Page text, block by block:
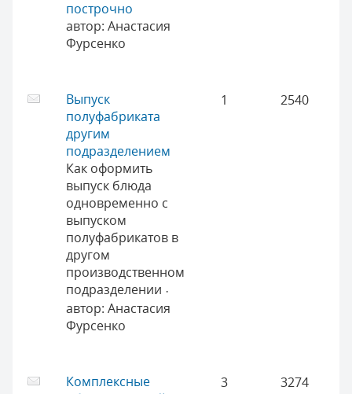
построчно
автор: Анастасия
Фурсенко
Выпуск
полуфабриката
другим
подразделением
Как оформить
выпуск блюда
одновременно с
выпуском
полуфабрикатов в
другом
производственном
подразделении ·
автор: Анастасия
Фурсенко
1 2540
Комплексные
3 3274